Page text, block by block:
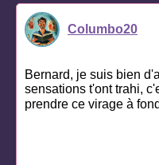
Columbo20
Bernard, je suis bien
sensations t'ont trahi,
prendre ce virage à